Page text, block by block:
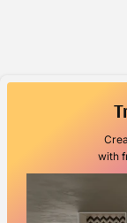
with